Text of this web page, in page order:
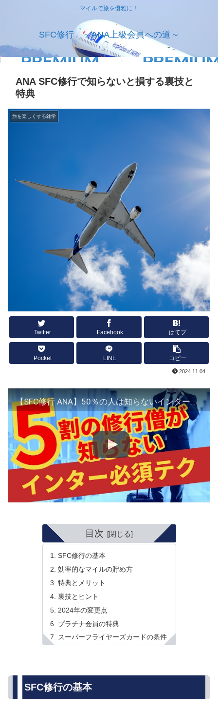
マイルで旅を優雅に！
SFC修行 ～ANA上級会員への道～
ANA SFC修行で知らないと損する裏技と
特典
旅を楽しくする雑学
Twitter Facebook はてブ
Pocket LINE コピー
2024.11.04
【SFC修行 ANA】50％の人は知らないインター修行の裏技
目次
SFC修行の基本
効率的なマイルの貯め方
特典とメリット
裏技とヒント
2024年の変更点
プラチナ会員の特典
スーパーフライヤーズカードの条件
SFC修行の基本